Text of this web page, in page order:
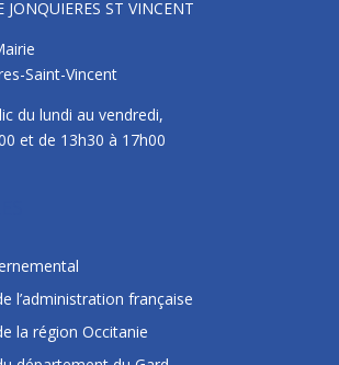
ST VINCENT
Saint-Vincent
du lundi au vendredi,
et de 13h30 à 17h00
l’administration française
la région Occitanie